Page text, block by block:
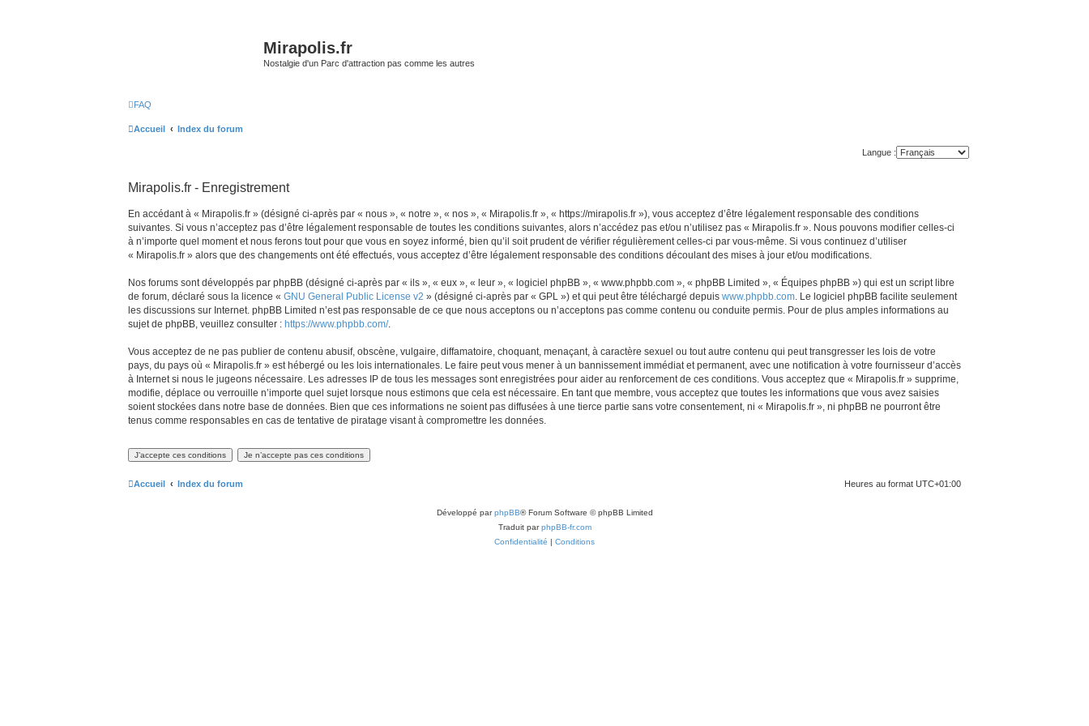
Mirapolis.fr
Nostalgie d'un Parc d'attraction pas comme les autres
FAQ
Accueil Index du forum
Langue :
Mirapolis.fr - Enregistrement
En accédant à « Mirapolis.fr » (désigné ci-après par « nous », « notre », « nos », « Mirapolis.fr », « https://mirapolis.fr »), vous acceptez d’être légalement responsable des conditions
suivantes. Si vous n’acceptez pas d’être légalement responsable de toutes les conditions suivantes, alors n’accédez pas et/ou n’utilisez pas « Mirapolis.fr ». Nous pouvons modifier celles-ci
à n’importe quel moment et nous ferons tout pour que vous en soyez informé, bien qu’il soit prudent de vérifier régulièrement celles-ci par vous-même. Si vous continuez d’utiliser
« Mirapolis.fr » alors que des changements ont été effectués, vous acceptez d’être légalement responsable des conditions découlant des mises à jour et/ou modifications.
Nos forums sont développés par phpBB (désigné ci-après par « ils », « eux », « leur », « logiciel phpBB », « www.phpbb.com », « phpBB Limited », « Équipes phpBB ») qui est un script libre
de forum, déclaré sous la licence « GNU General Public License v2 » (désigné ci-après par « GPL ») et qui peut être téléchargé depuis www.phpbb.com. Le logiciel phpBB facilite seulement
les discussions sur Internet. phpBB Limited n’est pas responsable de ce que nous acceptons ou n’acceptons pas comme contenu ou conduite permis. Pour de plus amples informations au
sujet de phpBB, veuillez consulter : https://www.phpbb.com/.
Vous acceptez de ne pas publier de contenu abusif, obscène, vulgaire, diffamatoire, choquant, menaçant, à caractère sexuel ou tout autre contenu qui peut transgresser les lois de votre
pays, du pays où « Mirapolis.fr » est hébergé ou les lois internationales. Le faire peut vous mener à un bannissement immédiat et permanent, avec une notification à votre fournisseur d’accès
à Internet si nous le jugeons nécessaire. Les adresses IP de tous les messages sont enregistrées pour aider au renforcement de ces conditions. Vous acceptez que « Mirapolis.fr » supprime,
modifie, déplace ou verrouille n’importe quel sujet lorsque nous estimons que cela est nécessaire. En tant que membre, vous acceptez que toutes les informations que vous avez saisies
soient stockées dans notre base de données. Bien que ces informations ne soient pas diffusées à une tierce partie sans votre consentement, ni « Mirapolis.fr », ni phpBB ne pourront être
tenus comme responsables en cas de tentative de piratage visant à compromettre les données.
Accueil Index du forum Heures au format UTC+01:00
Développé parphpBB® Forum Software © phpBB Limited
Traduit parphpBB-fr.com
Confidentialité | Conditions